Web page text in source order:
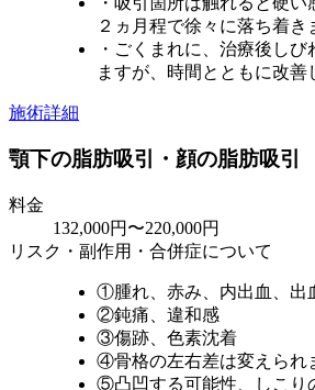
２ヵ月程で徐々に落ち着き
・ごくまれに、治療後し
ますが、時間とともに改善
施術詳細
顎下の脂肪吸引・顔の脂肪吸引
料金
132,000円〜220,000円
リスク・副作用・合併症について
①腫れ、赤み、内出血、出
②鈍痛、違和感
③傷跡、色素沈着
④骨格の左右差は変えられ
⑤凸凹する可能性、しこり